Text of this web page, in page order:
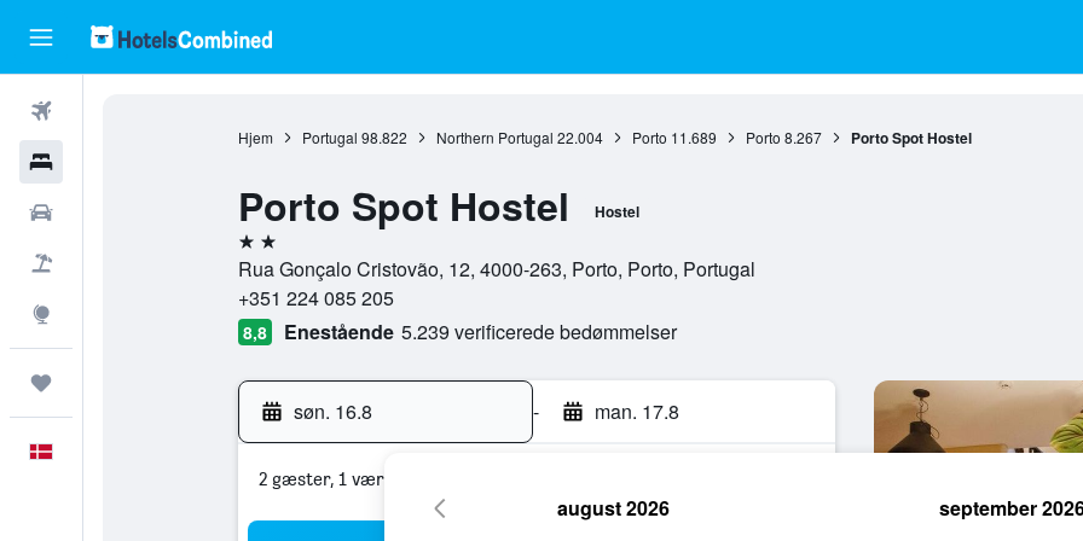
Hjem Portugal 98.822 Northern Portugal 22.004 Porto 11.689 Porto 8.267 Porto Spot Hostel
Porto Spot Hostel Hostel
2 stjerner
Rua Gonçalo Cristovão, 12, 4000-263, Porto, Porto, Portugal
+351 224 085 205
8,8 Enestående 5.239 verificerede bedømmelser
søn. 16.8 - man. 17.8
2 gæster, 1 værelse
august 2026 september